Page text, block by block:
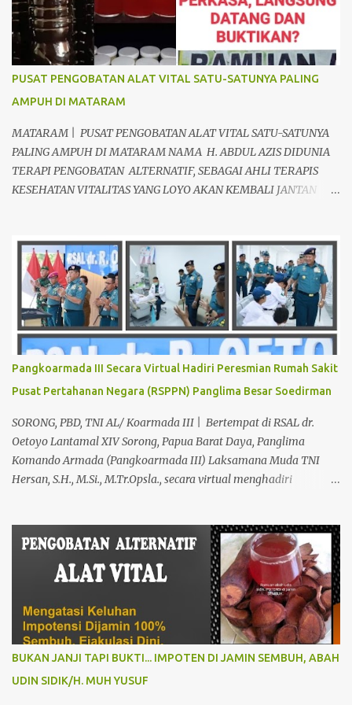
PUSAT PENGOBATAN ALAT VITAL SATU-SATUNYA PALING
AMPUH DI MATARAM
MATARAM | PUSAT PENGOBATAN ALAT VITAL SATU-SATUNYA
PALING AMPUH DI MATARAM NAMA H. ABDUL AZIS DIDUNIA
TERAPI PENGOBATAN ALTERNATIF, SEBAGAI AHLI TERAPIS
KESEHATAN VITALITAS YANG LOYO AKAN KEMBALI JANTAN
Prakteknya Yang sudah menyebar diseluruh daerah di Indonesia
Sangat Dibutuhkan di Mata Warga Membuat Pengobatan
Keperkasaan Pria, H. Abdul Azis sangat direkomendasikan. ANDA
INGIN MENCARI PENGOBATAN KEPERKASAAN Paling Ampuh Di
Kota Terdekat Di Mataram,? Kami Solusinya Jituh Ampuh , Tepat
Serta Dengan Waktu Yang Cepat Untuk Menyembuhkan Berbagai
keluhan Alat Vital Yang Anda Derita Atau Kurang Percaya Diri.
Pilih Salah Satu Keahlian Nya Sebab Pengobatan TRADISIONAL
Kami Memberikan Solusi Untuk Keharmonisan Rumah Tangga
Yang Benar-benar Manjur Khasiatnya, Dan Bertanggung Jawab
Serta Bergaransi.? Kali ini, H. Abdul Azis Hadir Di Pro...
Pangkoarmada III Secara Virtual Hadiri Peresmian Rumah Sakit
Pusat Pertahanan Negara (RSPPN) Panglima Besar Soedirman
SORONG, PBD, TNI AL/ Koarmada III | Bertempat di RSAL dr.
Oetoyo Lantamal XIV Sorong, Papua Barat Daya, Panglima
Komando Armada (Pangkoarmada III) Laksamana Muda TNI
Hersan, S.H., M.Si., M.Tr.Opsla., secara virtual menghadiri
tersebar di seluruh Indonesia, oleh Presiden Republik Indonesia Ir.
H. Jokowi Widodo yang didampingi Menteri Pertahanan RI
Prabowo Subianto, adapun peresmian tersebut diselenggarakan di
RSPPN, Jl. RC. Veteran Raya No.178, Bintaro, Kec. Pesanggrahan,
Kota Jakarta Selatan. Senin (19/02/24). Presiden Republik
Indonesia sangat menghargai dan mengapresiasi pembangunan
Rumah Sakit Pusat Pertahanan Negara Panglima Besar Sudirman
dan 25 Rumah Sakit TNI termasuk RSAL dr. Oetoyo Lantamal XIV
Sorong, yang diinisiasi oleh Kementerian Pertahanan, dan
BUKAN JANJI TAPI BUKTI... IMPOTEN DI JAMIN SEMBUH, ABAH
UDIN SIDIK/H. MUH YUSUF